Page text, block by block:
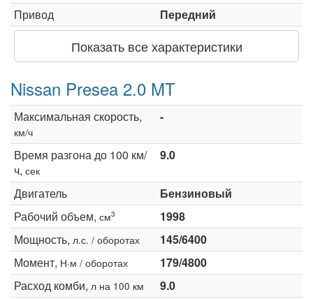
Привод
Передний
Показать все характеристики
Nissan Presea 2.0 MT
Максимальная скорость,
км/ч
-
Время разгона до 100 км/
ч, сек
9.0
Двигатель
Бензиновый
Рабочий объем, см3
1998
Мощность, л.с. / оборотах
145/6400
Момент, Н·м / оборотах
179/4800
Расход комби, л на 100 км
9.0